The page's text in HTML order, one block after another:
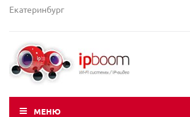
Екатеринбург
МЕНЮ